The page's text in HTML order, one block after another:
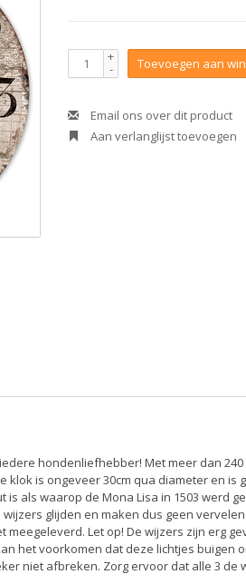
+
- Toevoegen aan
Email ons over dit product
Aan verlanglijst toevoegen
hondenliefhebber! Met meer dan
klok is ongeveer 30cm qua diameter en is
als waarop de Mona Lisa in 1503 werd
glijden en maken dus geen
meegeleverd. Let op! De wijzers zijn erg
het voorkomen dat deze lichtjes buigen
niet afbreken. Zorg ervoor dat alle 3